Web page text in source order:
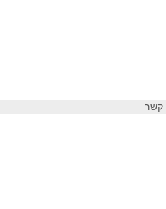
קשר